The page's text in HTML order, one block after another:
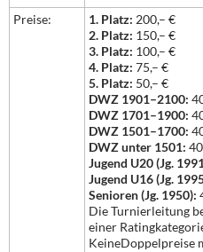
Preise: 1. Platz: 200,– €
2. Platz: 150,– €
3. Platz: 100,– €
4. Platz: 75,– €
5. Platz: 50,– €
DWZ 1901–2100:
DWZ 1701–1900:
DWZ 1501–1700:
DWZ unter 1501:
Jugend U20 (Jg.
Jugend U16 (Jg.
Senioren (Jg. 1950):
Die Turnierleitung
einer
KeineDoppelpreise